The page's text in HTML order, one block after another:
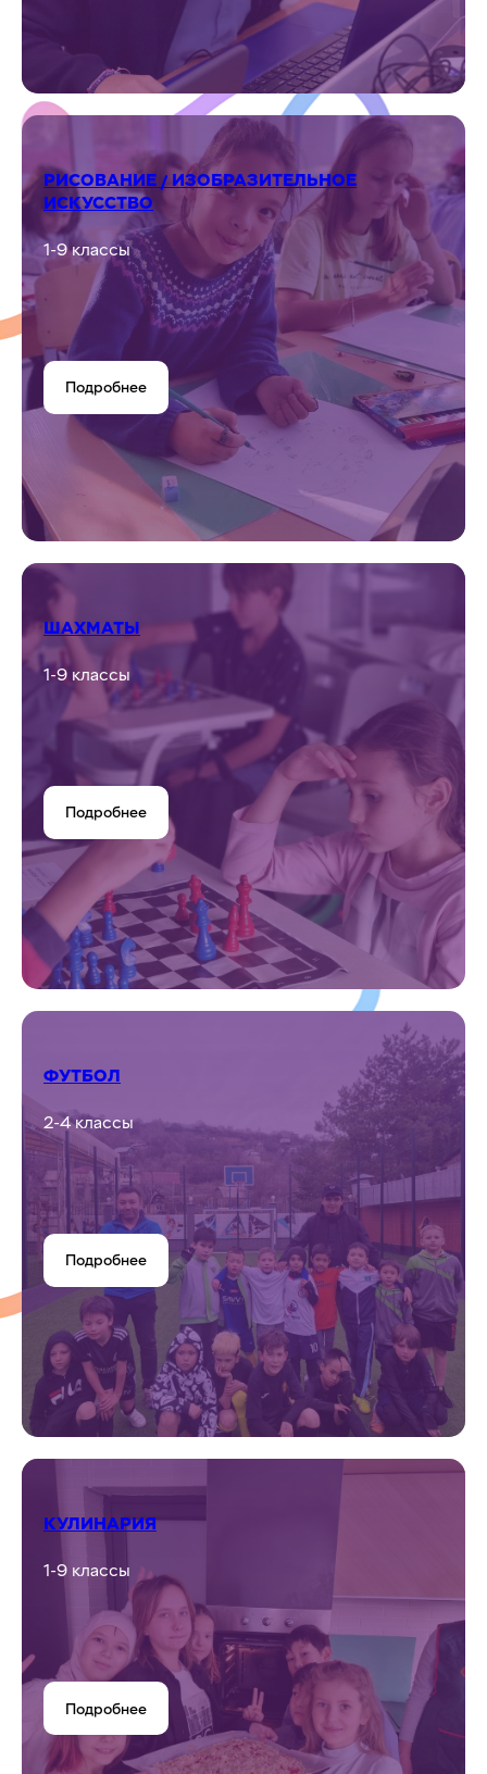
Подробнее
ПРОГРАММИРОВАНИЕ
2-9 классы
РИСОВАНИЕ / ИЗОБРАЗИТЕЛЬНОЕ
ИСКУССТВО
1-9 классы
Подробнее
ШАХМАТЫ
1-9 классы
Подробнее
ФУТБОЛ
2-4 классы